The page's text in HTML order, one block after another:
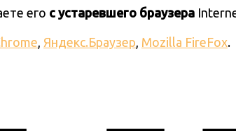
его с устаревшего браузера
, Яндекс.Браузер, Mozilla FireFox.